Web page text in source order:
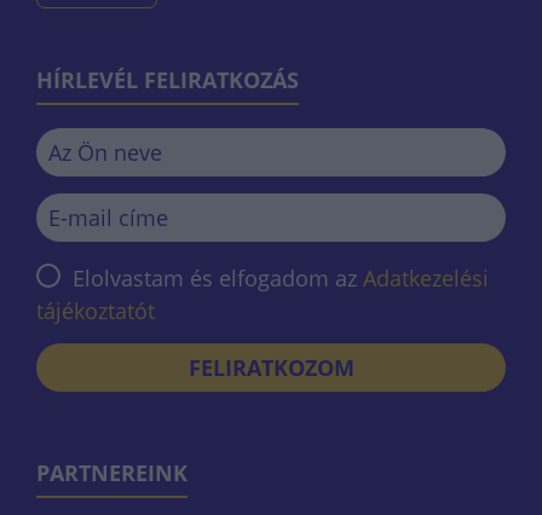
HÍRLEVÉL FELIRATKOZÁS
Elolvastam és elfogadom az Adatkezelési
tájékoztatót
FELIRATKOZOM
PARTNEREINK